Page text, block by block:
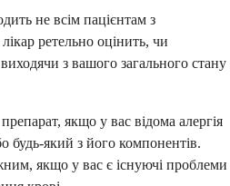
не всім пацієнтам з
ретельно оцінить, чи
з вашого загального стану
якщо у вас відома алергія
будь-який з його компонентів.
якщо у вас є існуючі проблеми